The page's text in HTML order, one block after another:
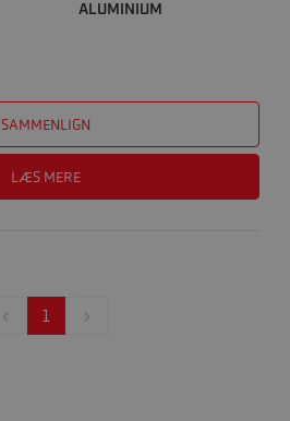
ALUMINIUM
SAMMENLIGN
LÆS MERE
1